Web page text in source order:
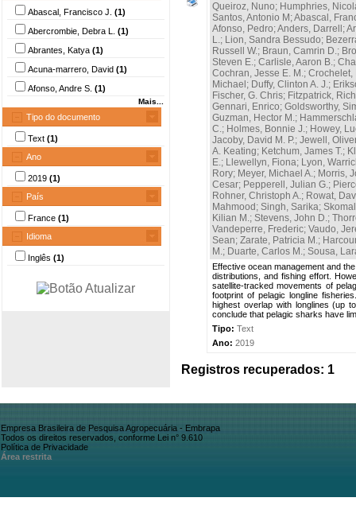
Abascal, Francisco J. (1)
Abercrombie, Debra L. (1)
Abrantes, Katya (1)
Acuna-marrero, David (1)
Afonso, Andre S. (1)
Mais...
Tipo do documento
Text (1)
Ano
2019 (1)
País
France (1)
Idioma
Inglês (1)
Queiroz, Nuno; Humphries,
Santos, Antonio M ;Abascal,
Afonso, Pedro;Anders, Darrell ;
L.; Lion, Sandra Bessudo;
Russell W.; Braun, Camrin D.;
Steven E.; Carlisle, Aaron B.;
Cochran, Jesse E. M.; Crochelet,
Michael ; Duffy, Clinton A. J.;
Fischer, G. Chris; Fitzpatrick,
Gennari, Enrico; Goldsworthy,
Guzman, Hector M.;
C.; Holmes, Bonnie J.; Howey,
Jacoby, David M. P.; Jewell,
A. Keating; Ketchum, James T.;
E.; Llewellyn, Fiona; Lyon,
Rory; Meyer, Michael A.; Morris,
Cesar; Pepperell, Julian G.;
Rohner, Christoph A.; Rowat,
Mahmood ; Singh, Sarika;
Kilian M.; Stevens, John D.;
Vandeperre, Frederic; Vaudo,
Sean; Zarate, Patricia M.;
M.; Duarte, Carlos M.; Sousa,
Effective ocean management and
distributions, and fishing effort.
satellite-tracked movements of
footprint of pelagic longline
highest overlap with longlines (up
conclude that pelagic sharks have
Tipo: Text
Ano: 2019
Registros recuperados: 1
Empresa Brasileira de Pesquisa Agropecuária - Embrapa
Todos os direitos reservados, conforme Lei n° 9.610
Política de Privacidade
Área restrita